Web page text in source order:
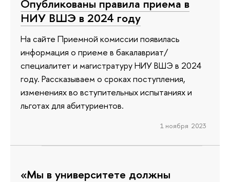
Опубликованы правила приема в
НИУ ВШЭ в 2024 году
На сайте Приемной комиссии появилась
информация о приеме в бакалавриат/
специалитет и магистратуру НИУ ВШЭ в 2024
году. Рассказываем о сроках поступления,
изменениях во вступительных испытаниях и
льготах для абитуриентов.
1 ноября 2023
«Мы в университете должны